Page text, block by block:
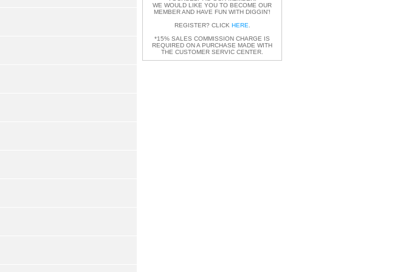
WE WOULD LIKE YOU TO BECOME OUR
MEMBER AND HAVE FUN WITH DIGGIN'!
REGISTER? CLICK HERE
*15% SALES COMMISSION CHARGE IS
REQUIRED ON A PURCHASE MADE WITH
THE CUSTOMER SERVIC CENTER.